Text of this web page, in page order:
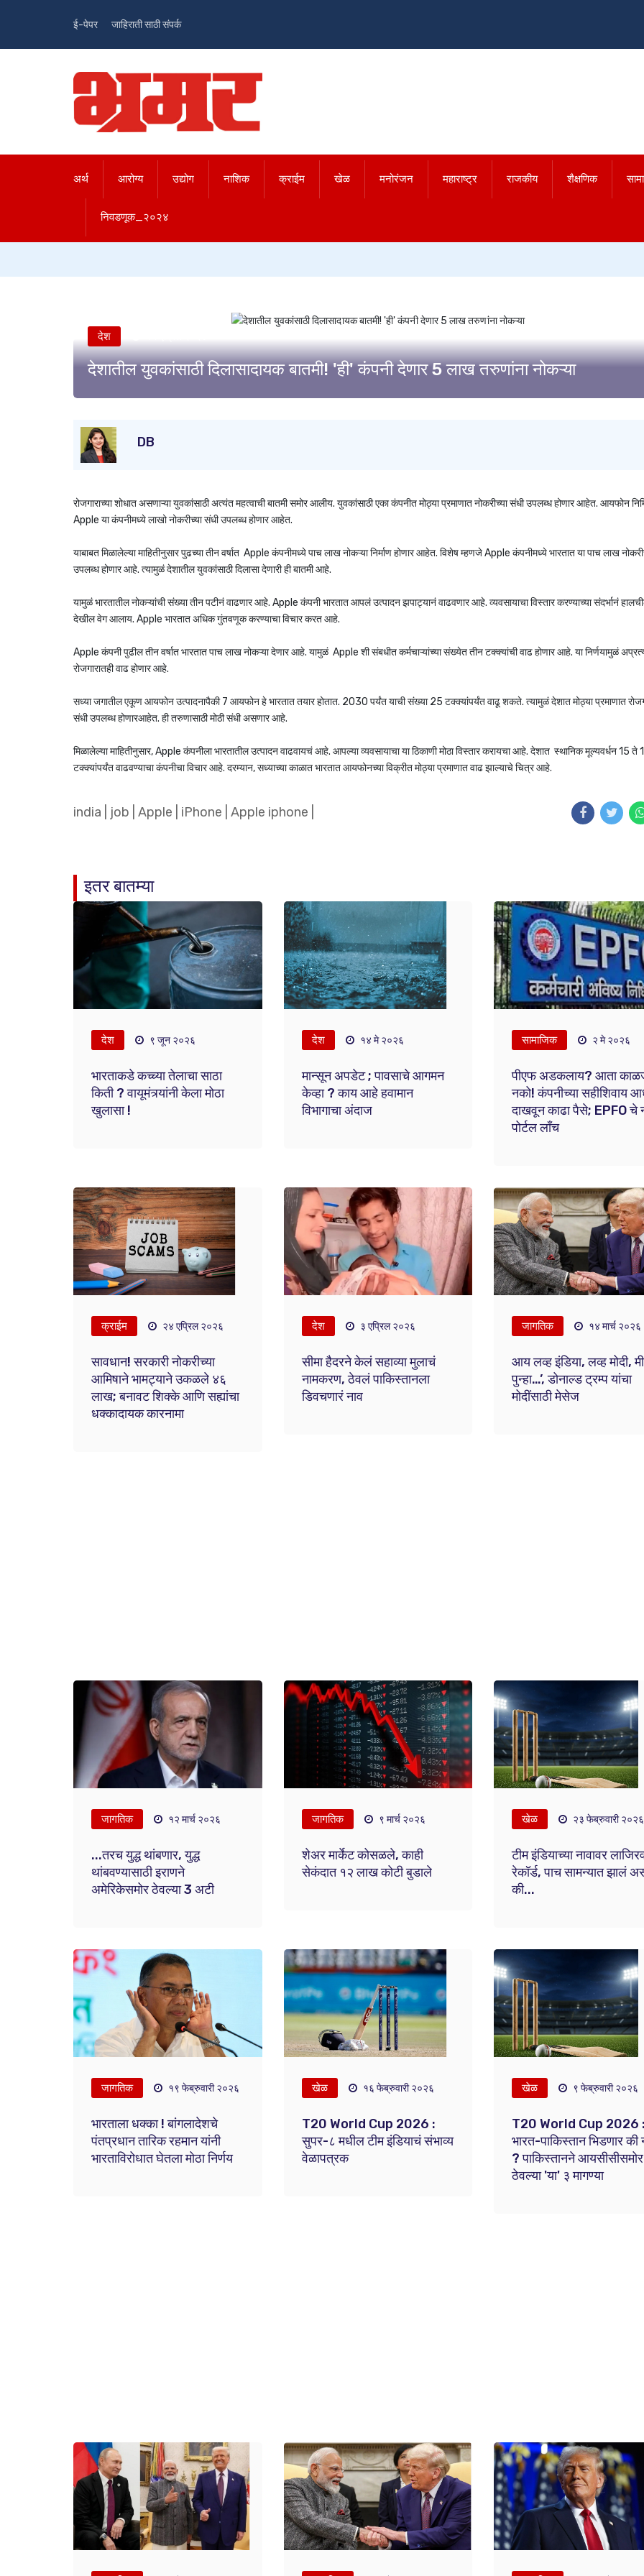
ई-पेपर जाहिराती साठी संपर्क
अर्थ आरोग्य उद्योग नाशिक क्राईम खेळ मनोरंजन महाराष्ट्र राजकीय शैक्षणिक
निवडणूक_२०२४
देश
देशातील युवकांसाठी दिलासादायक बातमी! 'ही' कंपनी देणार 5 लाख तरुणांना नोकऱ्या
DB
रोजगाराच्या शोधात असणाऱ्या युवकांसाठी अत्यंत महत्वाची बातमी समोर आलीय. युवकांसाठी एका कंपनीत मोठ्या प्रमाणात नोकरीच्या संधी उपलब्ध होणार आहेत. आयफोन
Apple या कंपनीमध्ये लाखो नोकरीच्या संधी उपलब्ध होणार आहेत.
याबाबत मिळालेल्या माहितीनुसार पुढच्या तीन वर्षात Apple कंपनीमध्ये पाच लाख नोकऱ्या निर्माण होणार आहेत. विशेष म्हणजे Apple कंपनीमध्ये भारतात या पाच लाख
उपलब्ध होणार आहे. त्यामुळं देशातील युवकांसाठी दिलासा देणारी ही बातमी आहे.
यामुळं भारतातील नोकऱ्यांची संख्या तीन पटीनं वाढणार आहे. Apple कंपनी भारतात आपलं उत्पादन झपाट्यानं वाढवणार आहे. व्यवसायाचा विस्तार करण्याच्या संदर्भानं
देखील वेग आलाय. Apple भारतात अधिक गुंतवणूक करण्याचा विचार करत आहे.
Apple कंपनी पुढील तीन वर्षात भारतात पाच लाख नोकऱ्या देणार आहे. यामुळं Apple शी संबधीत कर्मचाऱ्यांच्या संख्येत तीन टक्क्यांची वाढ होणार आहे. या निर्णयामुळं
रोजगारातही वाढ होणार आहे.
सध्या जगातील एकूण आयफोन उत्पादनापैकी 7 आयफोन हे भारतात तयार होतात. 2030 पर्यंत याची संख्या 25 टक्क्यांपर्यंत वाढू शकते. त्यामुळं देशात मोठ्या प्रमाणात
संधी उपलब्ध होणारआहेत. ही तरुणासाठी मोठी संधी असणार आहे.
मिळालेल्या माहितीनुसार, Apple कंपनीला भारतातील उत्पादन वाढवायचं आहे. आपल्या व्यवसायाचा या ठिकाणी मोठा विस्तार करायचा आहे. देशात स्थानिक मूल्यवर्धन 15 ते
टक्क्यांपर्यंत वाढवण्याचा कंपनीचा विचार आहे. दरम्यान, सध्याच्या काळात भारतात आयफोनच्या विक्रीत मोठ्या प्रमाणात वाढ झाल्याचे चित्र आहे.
india job Apple iPhone Apple iphone
इतर बातम्या
देश ९ जून २०२६
भारताकडे कच्च्या तेलाचा साठा
किती ? वायूमंत्र्यांनी केला मोठा
खुलासा !
देश १४ मे २०२६
मान्सून अपडेट ; पावसाचे आगमन
केव्हा ? काय आहे हवामान
विभागाचा अंदाज
सामाजिक २ मे २०२६
पीएफ अडकलाय? आता
नको! कंपनीच्या सहीशिवाय
दाखवून काढा पैसे; EPFO चे
पोर्टल लाँच
क्राईम २४ एप्रिल २०२६
सावधान! सरकारी नोकरीच्या
आमिषाने भामट्याने उकळले ४६
लाख; बनावट शिक्के आणि सह्यांचा
धक्कादायक कारनामा
देश ३ एप्रिल २०२६
सीमा हैदरने केलं सहाव्या मुलाचं
नामकरण, ठेवलं पाकिस्तानला
डिवचणारं नाव
जागतिक १४ मार्च २०२६
आय लव्ह इंडिया, लव्ह मोदी, मी
पुन्हा…’, डोनाल्ड ट्रम्प यांचा
मोदींसाठी मेसेज
जागतिक १२ मार्च २०२६
...तरच युद्ध थांबणार, युद्ध
थांबवण्यासाठी इराणने
अमेरिकेसमोर ठेवल्या 3 अटी
जागतिक ९ मार्च २०२६
शेअर मार्केट कोसळले, काही
सेकंदात १२ लाख कोटी बुडाले
खेळ २३ फेब्रुवारी २०२६
टीम इंडियाच्या नावावर
रेकॉर्ड, पाच सामन्यात झालं
की...
जागतिक १९ फेब्रुवारी २०२६
भारताला धक्का ! बांगलादेशचे
पंतप्रधान तारिक रहमान यांनी
भारताविरोधात घेतला मोठा निर्णय
खेळ १६ फेब्रुवारी २०२६
T20 World Cup 2026 :
सुपर-८ मधील टीम इंडियाचं संभाव्य
वेळापत्रक
खेळ ९ फेब्रुवारी २०२६
T20 World Cup 2026 :
भारत-पाकिस्तान भिडणार की
? पाकिस्तानने आयसीसीसमोर
ठेवल्या 'या' ३ मागण्या